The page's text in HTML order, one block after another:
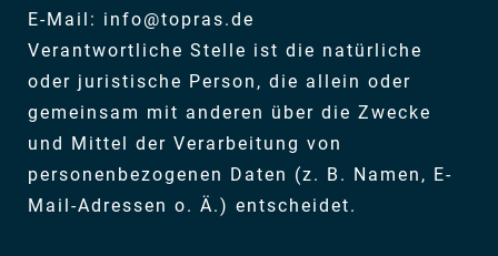
E-Mail: info@topras.de
Verantwortliche Stelle ist die natürliche
oder juristische Person, die allein oder
gemeinsam mit anderen über die Zwecke
und Mittel der Verarbeitung von
personenbezogenen Daten (z. B. Namen, E-
Mail-Adressen o. Ä.) entscheidet.